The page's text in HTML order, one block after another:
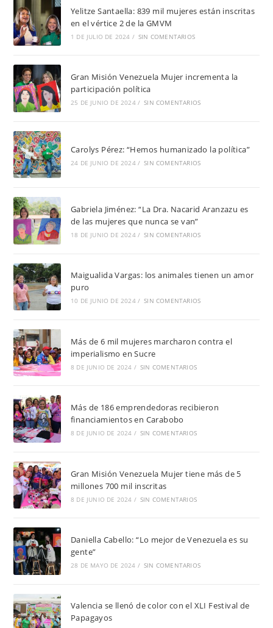
Yelitze Santaella: 839 mil mujeres están inscritas
en el vértice 2 de la GMVM
1 DE JULIO DE 2024 / SIN COMENTARIOS
Gran Misión Venezuela Mujer incrementa la
participación política
25 DE JUNIO DE 2024 / SIN COMENTARIOS
Carolys Pérez: “Hemos humanizado la política”
24 DE JUNIO DE 2024 / SIN COMENTARIOS
Gabriela Jiménez: “La Dra. Nacarid Aranzazu es
de las mujeres que nunca se van”
18 DE JUNIO DE 2024 / SIN COMENTARIOS
Maigualida Vargas: los animales tienen un amor
puro
10 DE JUNIO DE 2024 / SIN COMENTARIOS
Más de 6 mil mujeres marcharon contra el
imperialismo en Sucre
8 DE JUNIO DE 2024 / SIN COMENTARIOS
Más de 186 emprendedoras recibieron
financiamientos en Carabobo
8 DE JUNIO DE 2024 / SIN COMENTARIOS
Gran Misión Venezuela Mujer tiene más de 5
millones 700 mil inscritas
8 DE JUNIO DE 2024 / SIN COMENTARIOS
Daniella Cabello: “Lo mejor de Venezuela es su
gente”
28 DE MAYO DE 2024 / SIN COMENTARIOS
Valencia se llenó de color con el XLI Festival de
Papagayos